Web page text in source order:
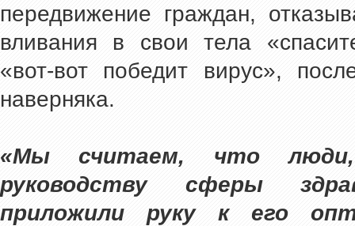
передвижение граждан,
вливания в свои тела
«вот-вот победит вирус»,
наверняка.
«Мы считаем, что
руководству сферы
приложили руку к его